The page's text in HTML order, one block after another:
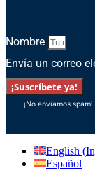
Nombre
Envía un correo
¡Suscríbete ya!
¡No enviamos
English (
Español